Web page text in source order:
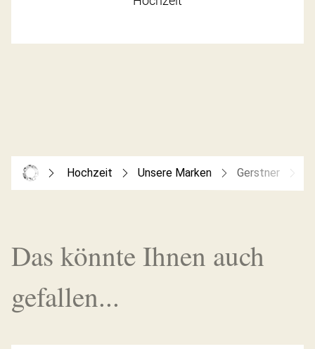
Hochzeit Unsere Marken Gerstner
Das könnte Ihnen auch
gefallen...